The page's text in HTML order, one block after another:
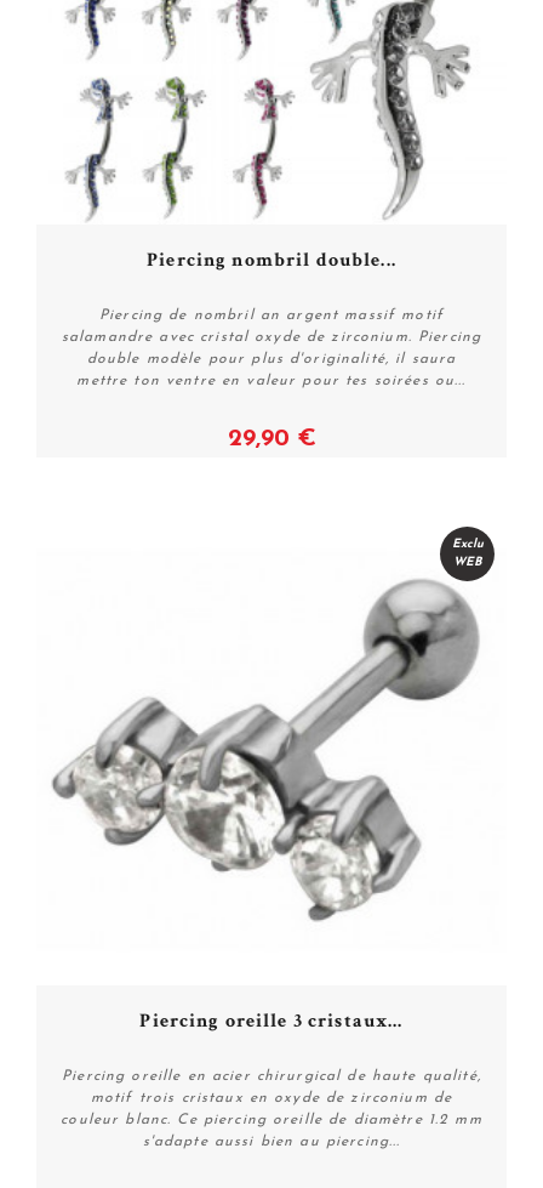
Plus de détails
Piercing nombril double...
Piercing de nombril an argent massif motif
salamandre avec cristal oxyde de zirconium. Piercing
double modèle pour plus d'originalité, il saura
mettre ton ventre en valeur pour tes soirées ou...
29,90 €
Exclu
WEB
Piercing oreille 3 cristaux...
Piercing oreille en acier chirurgical de haute qualité,
motif trois cristaux en oxyde de zirconium de
couleur blanc. Ce piercing oreille de diamètre 1.2 mm
s'adapte aussi bien au piercing...